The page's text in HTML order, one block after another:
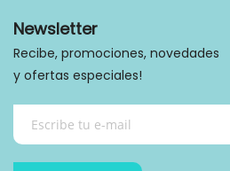
Newsletter
Recibe, promociones, novedades
y ofertas especiales!